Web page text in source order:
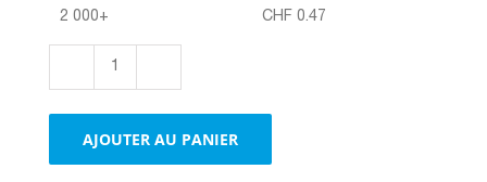
2 000+ CHF 0.47
à
bulles
AJOUTER AU PANIER